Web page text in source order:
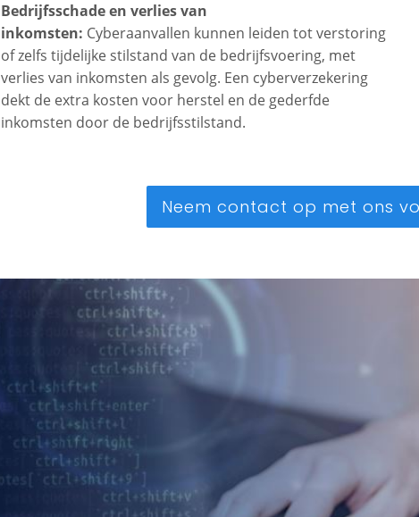
Bedrijfsschade en verlies van
inkomsten: Cyberaanvallen kunnen leiden tot verstoring
of zelfs tijdelijke stilstand van de bedrijfsvoering, met
verlies van inkomsten als gevolg. Een cyberverzekering
dekt de extra kosten voor herstel en de gederfde
inkomsten door de bedrijfsstilstand.
Neem contact op met ons